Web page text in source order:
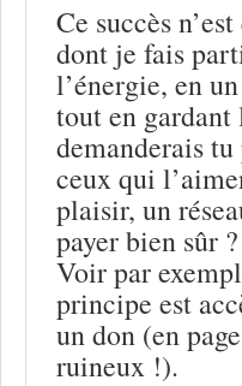
Ce succès
dont je fais
l’énergie, en
tout en gardant
demanderais
ceux qui
plaisir, un
payer bien sûr ?
Voir par
principe est
un don (en
ruineux !).